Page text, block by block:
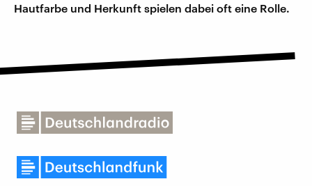
Hautfarbe und Herkunft spielen dabei oft eine Rolle.